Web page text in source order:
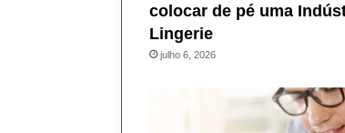
colocar de pé uma
Lingerie
julho 6, 2026